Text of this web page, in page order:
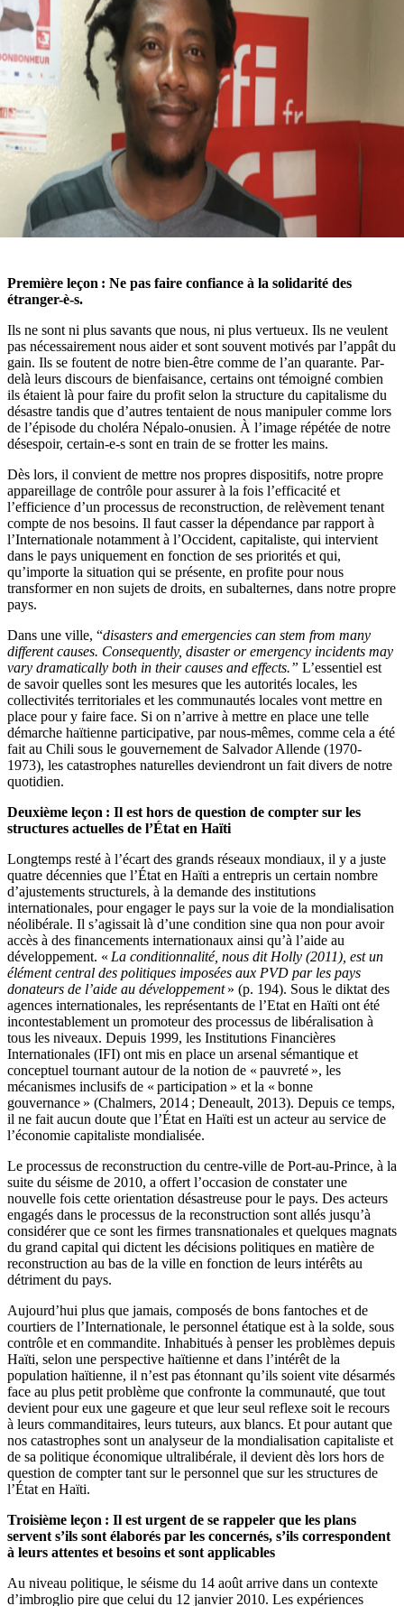
Première leçon : Ne pas faire confiance à la solidarité des
étranger-è-s.
Ils ne sont ni plus savants que nous, ni plus vertueux. Ils ne veulent
pas nécessairement nous aider et sont souvent motivés par l’appât du
gain. Ils se foutent de notre bien-être comme de l’an quarante. Par-
delà leurs discours de bienfaisance, certains ont témoigné combien
ils étaient là pour faire du profit selon la structure du capitalisme du
désastre tandis que d’autres tentaient de nous manipuler comme lors
de l’épisode du choléra Népalo-onusien. À l’image répétée de notre
désespoir, certain-e-s sont en train de se frotter les mains.
Dès lors, il convient de mettre nos propres dispositifs, notre propre
appareillage de contrôle pour assurer à la fois l’efficacité et
l’efficience d’un processus de reconstruction, de relèvement tenant
compte de nos besoins. Il faut casser la dépendance par rapport à
l’Internationale notamment à l’Occident, capitaliste, qui intervient
dans le pays uniquement en fonction de ses priorités et qui,
qu’importe la situation qui se présente, en profite pour nous
transformer en non sujets de droits, en subalternes, dans notre propre
pays.
Dans une ville, “disasters and emergencies can stem from many
different causes. Consequently, disaster or emergency incidents may
vary dramatically both in their causes and effects.” L’essentiel est
de savoir quelles sont les mesures que les autorités locales, les
collectivités territoriales et les communautés locales vont mettre en
place pour y faire face. Si on n’arrive à mettre en place une telle
démarche haïtienne participative, par nous-mêmes, comme cela a été
fait au Chili sous le gouvernement de Salvador Allende (1970-
1973), les catastrophes naturelles deviendront un fait divers de notre
quotidien.
Deuxième leçon : Il est hors de question de compter sur les
structures actuelles de l’État en Haïti
Longtemps resté à l’écart des grands réseaux mondiaux, il y a juste
quatre décennies que l’État en Haïti a entrepris un certain nombre
d’ajustements structurels, à la demande des institutions
internationales, pour engager le pays sur la voie de la mondialisation
néolibérale. Il s’agissait là d’une condition sine qua non pour avoir
accès à des financements internationaux ainsi qu’à l’aide au
développement. « La conditionnalité, nous dit Holly (2011), est un
élément central des politiques imposées aux PVD par les pays
donateurs de l’aide au développement» (p. 194). Sous le diktat des
agences internationales, les représentants de l’Etat en Haïti ont été
incontestablement un promoteur des processus de libéralisation à
tous les niveaux. Depuis 1999, les Institutions Financières
Internationales (IFI) ont mis en place un arsenal sémantique et
conceptuel tournant autour de la notion de « pauvreté », les
mécanismes inclusifs de « participation » et la « bonne
gouvernance » (Chalmers, 2014 ; Deneault, 2013). Depuis ce temps,
il ne fait aucun doute que l’État en Haïti est un acteur au service de
l’économie capitaliste mondialisée.
Le processus de reconstruction du centre-ville de Port-au-Prince, à la
suite du séisme de 2010, a offert l’occasion de constater une
nouvelle fois cette orientation désastreuse pour le pays. Des acteurs
engagés dans le processus de la reconstruction sont allés jusqu’à
considérer que ce sont les firmes transnationales et quelques magnats
du grand capital qui dictent les décisions politiques en matière de
reconstruction au bas de la ville en fonction de leurs intérêts au
détriment du pays.
Aujourd’hui plus que jamais, composés de bons fantoches et de
courtiers de l’Internationale, le personnel étatique est à la solde, sous
contrôle et en commandite. Inhabitués à penser les problèmes depuis
Haïti, selon une perspective haïtienne et dans l’intérêt de la
population haïtienne, il n’est pas étonnant qu’ils soient vite désarmés
face au plus petit problème que confronte la communauté, que tout
devient pour eux une gageure et que leur seul reflexe soit le recours
à leurs commanditaires, leurs tuteurs, aux blancs. Et pour autant que
nos catastrophes sont un analyseur de la mondialisation capitaliste et
de sa politique économique ultralibérale, il devient dès lors hors de
question de compter tant sur le personnel que sur les structures de
l’État en Haïti.
Troisième leçon : Il est urgent de se rappeler que les plans
servent s’ils sont élaborés par les concernés, s’ils correspondent
à leurs attentes et besoins et sont applicables
Au niveau politique, le séisme du 14 août arrive dans un contexte
d’imbroglio pire que celui du 12 janvier 2010. Les expériences